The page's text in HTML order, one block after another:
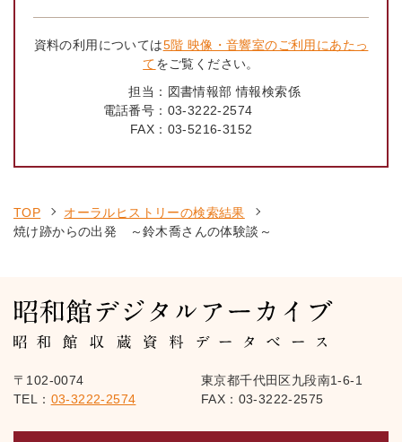
資料の利用については5階 映像・音響室のご利用にあたっ
てをご覧ください。
担当： 図書情報部 情報検索係
電話番号： 03-3222-2574
FAX： 03-5216-3152
TOP
オーラルヒストリーの検索結果
焼け跡からの出発 ～鈴木喬さんの体験談～
〒102-0074
東京都千代田区九段南1-6-1
TEL： 03-3222-2574 FAX：03-3222-2575